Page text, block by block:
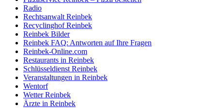
Radio
Rechtsanwalt Reinbek
Recyclinghof Reinbek
Reinbek Bilder
Reinbek FAQ: Antworten auf Ihre Fragen
Reinbek-Online.com
Restaurants in Reinbek
Schlüsseldienst Reinbek
Veranstaltungen in Reinbek
Wentorf
Wetter Reinbek
Ärzte in Reinbek